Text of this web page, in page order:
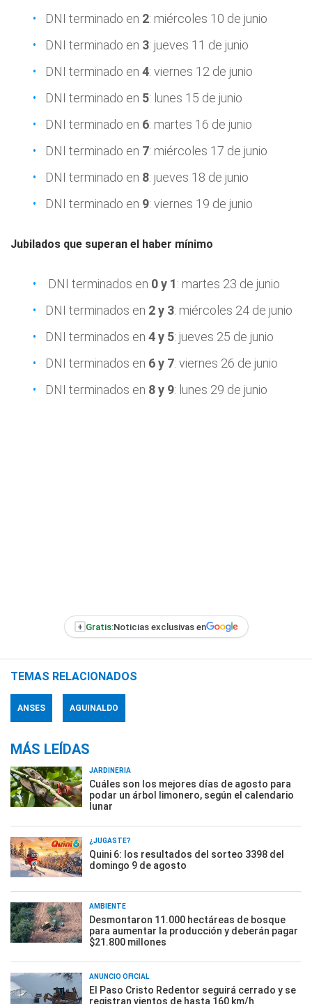
DNI terminado en 2: miércoles 10 de junio
DNI terminado en 3: jueves 11 de junio
DNI terminado en 4: viernes 12 de junio
DNI terminado en 5: lunes 15 de junio
DNI terminado en 6: martes 16 de junio
DNI terminado en 7: miércoles 17 de junio
DNI terminado en 8: jueves 18 de junio
DNI terminado en 9: viernes 19 de junio
Jubilados que superan el haber mínimo
DNI terminados en 0 y 1: martes 23 de junio
DNI terminados en 2 y 3: miércoles 24 de junio
DNI terminados en 4 y 5: jueves 25 de junio
DNI terminados en 6 y 7: viernes 26 de junio
DNI terminados en 8 y 9: lunes 29 de junio
+ Gratis:Noticias exclusivas en
TEMAS RELACIONADOS
ANSES AGUINALDO
MÁS LEÍDAS
JARDINERÍA
Cuáles son los mejores días de agosto para
podar un árbol limonero, según el calendario
lunar
¿JUGASTE?
Quini 6: los resultados del sorteo 3398 del
domingo 9 de agosto
AMBIENTE
Desmontaron 11.000 hectáreas de bosque
para aumentar la producción y deberán pagar
$21.800 millones
ANUNCIO OFICIAL
El Paso Cristo Redentor seguirá cerrado y se
registran vientos de hasta 160 km/h